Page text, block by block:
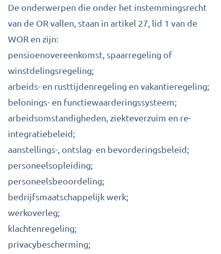
De onderwerpen die onder het instemmingsrecht
van de OR vallen, staan in artikel 27, lid 1 van de
WOR en zijn:
pensioenovereenkomst, spaarregeling of
winstdelingsregeling;
arbeids- en rusttijdenregeling en vakantieregeling;
belonings- en functiewaarderingssysteem;
arbeidsomstandigheden, ziekteverzuim en re-
integratiebeleid;
aanstellings-, ontslag- en bevorderingsbeleid;
personeelsopleiding;
personeelsbeoordeling;
bedrijfsmaatschappelijk werk;
werkoverleg;
klachtenregeling;
privacybescherming;